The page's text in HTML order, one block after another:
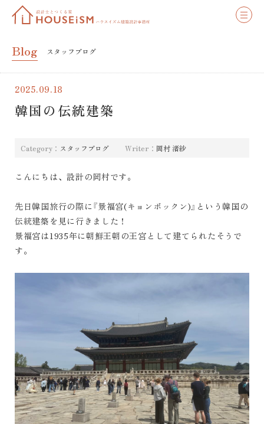
Blog スタッフブログ
2025.09.18
韓国の伝統建築
Category： スタッフブログ Writer： 岡村 渚紗
こんにちは、設計の岡村です。
先日韓国旅行の際に『景福宮(キョンボックン)』という韓国の
伝統建築を見に行きました！
景福宮は1935年に朝鮮王朝の王宮として建てられたそうで
す。